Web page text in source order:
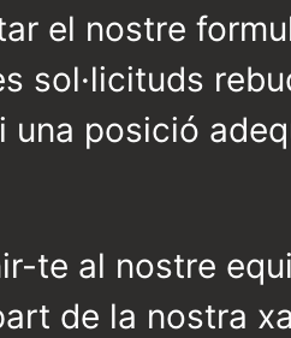
el nostre
sol·licituds
una posició
te al nostre
de la nostra